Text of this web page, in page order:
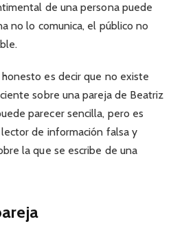
de una persona puede
no lo comunica, el público no
es decir que no existe
sobre una pareja de Beatriz
parecer sencilla, pero es
de información falsa y
la que se escribe de una